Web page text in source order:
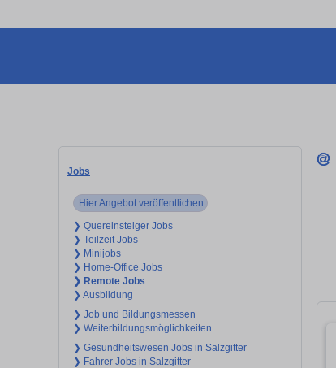
Jobs
Hier Angebot veröffentlichen
❯ Quereinsteiger Jobs
❯ Teilzeit Jobs
❯ Minijobs
❯ Home-Office Jobs
❯ Remote Jobs
❯ Ausbildung
❯ Job und Bildungsmessen
❯ Weiterbildungsmöglichkeiten
❯ Gesundheitswesen Jobs in Salzgitter
❯ Fahrer Jobs in Salzgitter